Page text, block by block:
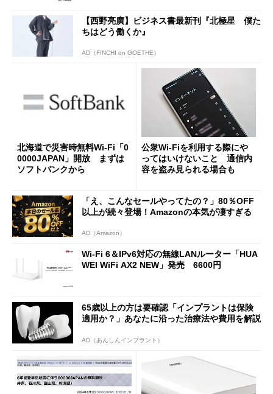
【西野亮廣】ビジネス書最新刊『北極星 僕た
ちはどう働くか』
AD（FINCHI on GOETHE）
北海道で災害時無料Wi-Fi「0
0000JAPAN」開放 まずは
ソフトバンクから
公衆Wi-Fiを利用する際にや
ってはいけないこと 通信内
容を盗み見られる場合も
「え、こんなセールやってたの？」80％OFF
以上が続々登場！Amazonの本気が凄すぎる
AD（Amazon）
Wi-Fi 6＆IPv6対応の無線LANルーター「HUA
WEI WiFi AX2 NEW」発売 6600円
65歳以上の方は要確認「インプラントは保険
適用か？」あなたに沿った治療法や費用を解説
AD（あんしんインプラント）